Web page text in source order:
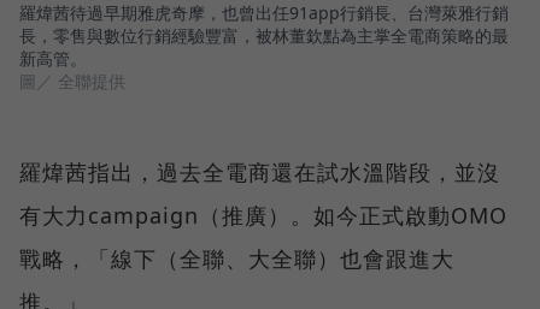
羅煒茜待過早期雅虎奇摩，也曾出任91app行銷長、台灣萊雅行銷
長，零售與數位行銷經驗豐富，被林董欽點為主掌全電商策略的最
新高管。
圖／ 全聯提供
羅煒茜指出，過去全電商還在試水溫階段，並沒
有大力campaign（推廣）。如今正式啟動OMO
戰略，「線下（全聯、大全聯）也會跟進大
推。」